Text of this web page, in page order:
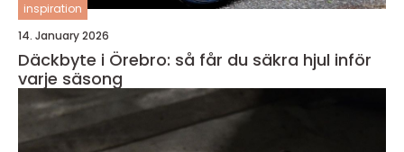
inspiration
14. January 2026
Däckbyte i Örebro: så får du säkra hjul inför
varje säsong